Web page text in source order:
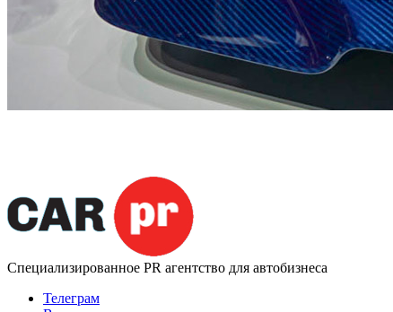
Специализированное PR агентство для автобизнеса
Телеграм